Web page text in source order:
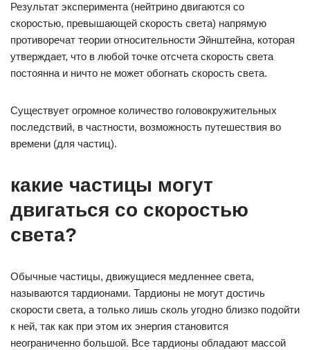
Результат эксперимента (нейтрино двигаются со
скоростью, превышающей скорость света) напрямую
противоречат теории относительности Эйнштейна, которая
утверждает, что в любой точке отсчета скорость света
постоянна и ничто не может обогнать скорость света.
Существует огромное количество головокружительных
последствий, в частности, возможность путешествия во
времени (для частиц).
какие частицы могут
двигаться со скоростью
света?
Обычные частицы, движущиеся медленнее света,
называются тардионами. Тардионы не могут достичь
скорости света, а только лишь сколь угодно близко подойти
к ней, так как при этом их энергия становится
неограниченно большой. Все тардионы обладают массой